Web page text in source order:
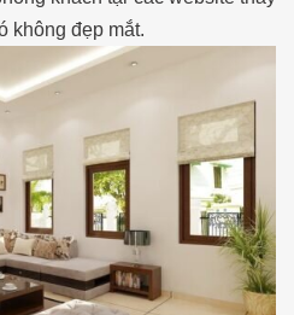
không đẹp mắt.